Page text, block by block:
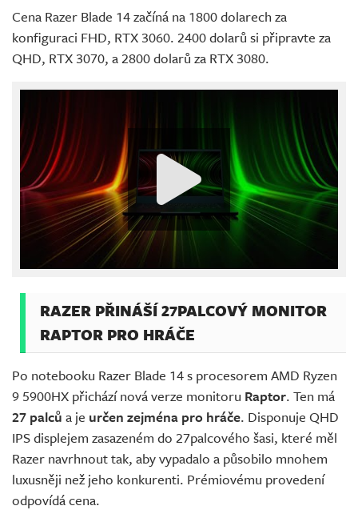
Cena Razer Blade 14 začíná na 1800 dolarech za
konfiguraci FHD, RTX 3060. 2400 dolarů si připravte za
QHD, RTX 3070, a 2800 dolarů za RTX 3080.
RAZER PŘINÁŠÍ 27PALCOVÝ MONITOR
RAPTOR PRO HRÁČE
Po notebooku Razer Blade 14 s procesorem AMD Ryzen
9 5900HX přichází nová verze monitoru Raptor. Ten má
27 palců a je určen zejména pro hráče. Disponuje QHD
IPS displejem zasazeném do 27palcového šasi, které měl
Razer navrhnout tak, aby vypadalo a působilo mnohem
luxusněji než jeho konkurenti. Prémiovému provedení
odpovídá cena.